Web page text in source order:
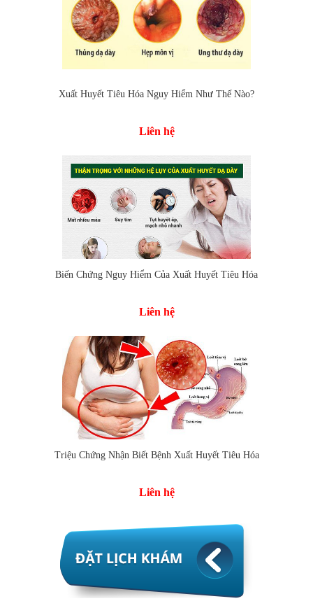
Xuất Huyết Tiêu Hóa Nguy Hiểm Như Thế Nào?
Liên hệ
Biến Chứng Nguy Hiểm Của Xuất Huyết Tiêu Hóa
Liên hệ
Triệu Chứng Nhận Biết Bệnh Xuất Huyết Tiêu Hóa
Liên hệ